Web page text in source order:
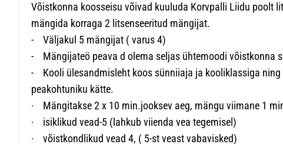
Võistkonna koosseisu võivad kuuluda Korvpalli Liidu poolt
mängida korraga 2 litsenseeritud mängijat.
- Väljakul 5 mängijat ( varus 4)
- Mängijateö peava d olema seljas ühtemoodi võistkonna
- Kooli ülesandmisleht koos sünniiaja ja kooliklassiga
peakohtuniku kätte.
·
Mängitakse 2 x 10 min.jooksev aeg, mängu viimane 1
·
isiklikud vead-5 (lahkub viienda vea tegemisel)
·
võistkondlikud vead 4, ( 5-st veast vabavisked)